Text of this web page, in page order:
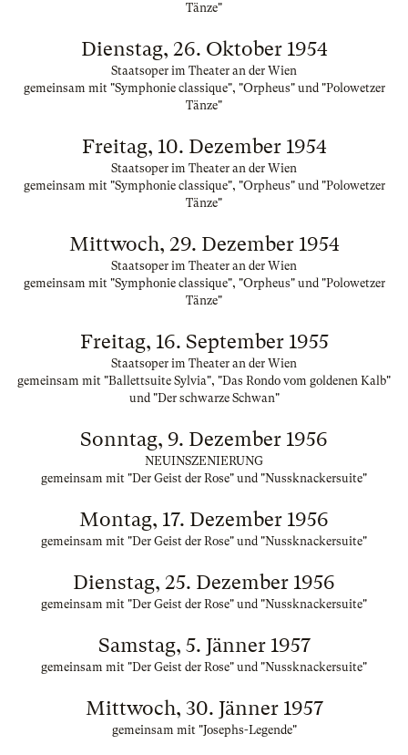
Tänze"
Dienstag, 26. Oktober 1954
Staatsoper im Theater an der Wien
gemeinsam mit "Symphonie classique", "Orpheus" und "Polowetzer
Tänze"
Freitag, 10. Dezember 1954
Staatsoper im Theater an der Wien
gemeinsam mit "Symphonie classique", "Orpheus" und "Polowetzer
Tänze"
Mittwoch, 29. Dezember 1954
Staatsoper im Theater an der Wien
gemeinsam mit "Symphonie classique", "Orpheus" und "Polowetzer
Tänze"
Freitag, 16. September 1955
Staatsoper im Theater an der Wien
gemeinsam mit "Ballettsuite Sylvia", "Das Rondo vom goldenen Kalb"
und "Der schwarze Schwan"
Sonntag, 9. Dezember 1956
NEUINSZENIERUNG
gemeinsam mit "Der Geist der Rose" und "Nussknackersuite"
Montag, 17. Dezember 1956
gemeinsam mit "Der Geist der Rose" und "Nussknackersuite"
Dienstag, 25. Dezember 1956
gemeinsam mit "Der Geist der Rose" und "Nussknackersuite"
Samstag, 5. Jänner 1957
gemeinsam mit "Der Geist der Rose" und "Nussknackersuite"
Mittwoch, 30. Jänner 1957
gemeinsam mit "Josephs-Legende"